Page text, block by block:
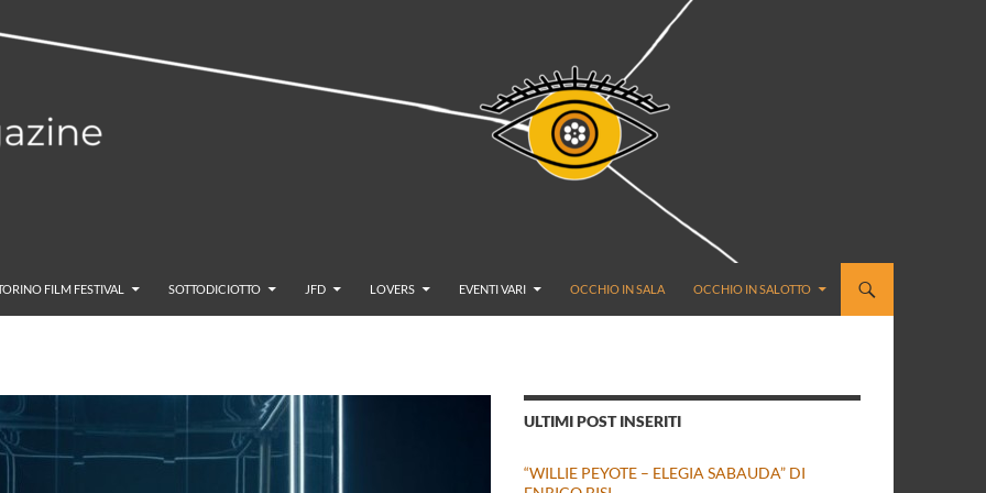
FILM FESTIVAL SOTTODICIOTTO JFD LOVERS EVENTI VARI OCCHIO IN SALA OCCHIO IN SALOTTO
ULTIMI POST INSERITI
“WILLIE PEYOTE – ELEGIA SABAUDA” DI